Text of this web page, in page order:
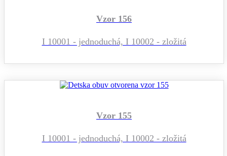
Vzor 156
I 10001 - jednoduchá, I 10002 - zložitá
Vzor 155
I 10001 - jednoduchá, I 10002 - zložitá